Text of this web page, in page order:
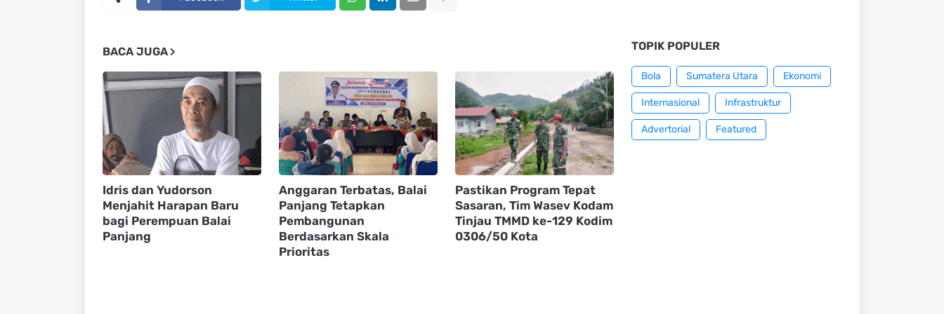
BACA JUGA
Idris dan Yudorson
Menjahit Harapan Baru
bagi Perempuan Balai
Panjang
Anggaran Terbatas, Balai
Panjang Tetapkan
Pembangunan
Berdasarkan Skala
Prioritas
Pastikan Program Tepat
Sasaran, Tim Wasev Kodam
Tinjau TMMD ke-129 Kodim
0306/50 Kota
TOPIK POPULER
Bola Sumatera Utara Ekonomi
Internasional Infrastruktur
Advertorial Featured